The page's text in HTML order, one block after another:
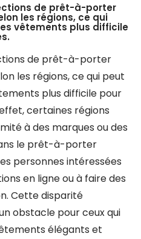
de prêt-à-porter
les régions, ce qui
vêtements plus difficile
de prêt-à-porter
les régions, ce qui peut
plus difficile pour
certaines régions
à des marques ou des
le prêt-à-porter
personnes intéressées
en ligne ou à faire des
Cette disparité
obstacle pour ceux qui
élégants et